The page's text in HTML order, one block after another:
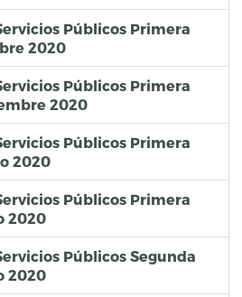
Públicos Primera
2020
Públicos Primera
2020
Públicos Primera
2020
Públicos Primera
2020
Públicos Segunda
2020